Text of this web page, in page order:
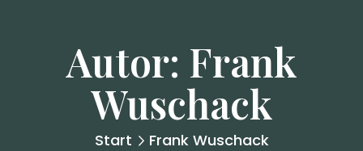
Autor: Frank
Wuschack
Start Frank Wuschack